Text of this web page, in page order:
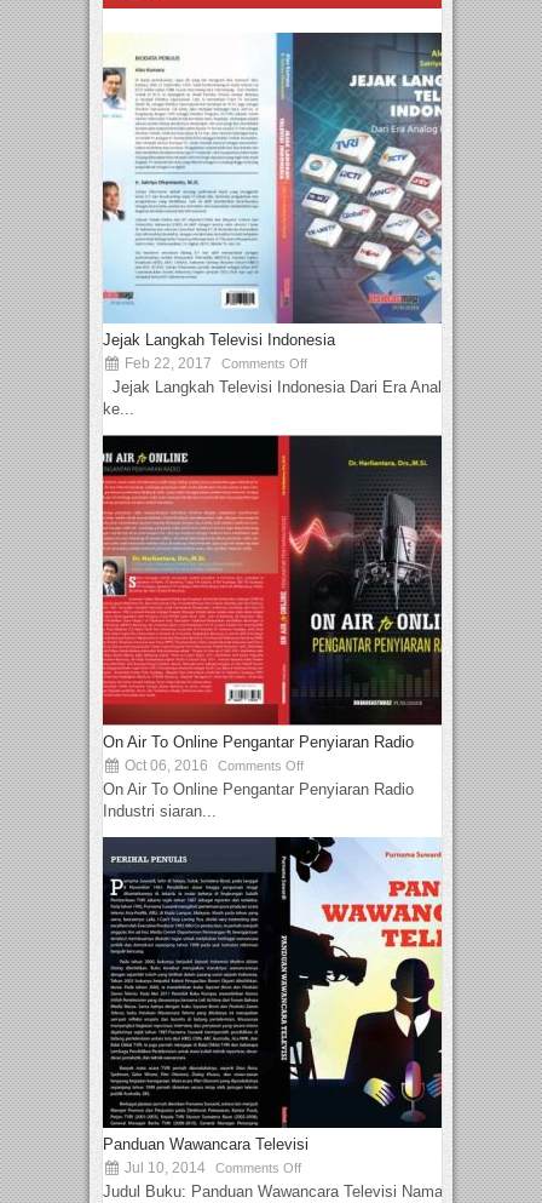
Jejak Langkah Televisi Indonesia
Feb 22, 2017 Comments Off
Jejak Langkah Televisi Indonesia Dari Era Analog
ke...
On Air To Online Pengantar Penyiaran Radio
Oct 06, 2016 Comments Off
On Air To Online Pengantar Penyiaran Radio
Industri siaran...
Panduan Wawancara Televisi
Jul 10, 2014 Comments Off
Judul Buku: Panduan Wawancara Televisi Nama